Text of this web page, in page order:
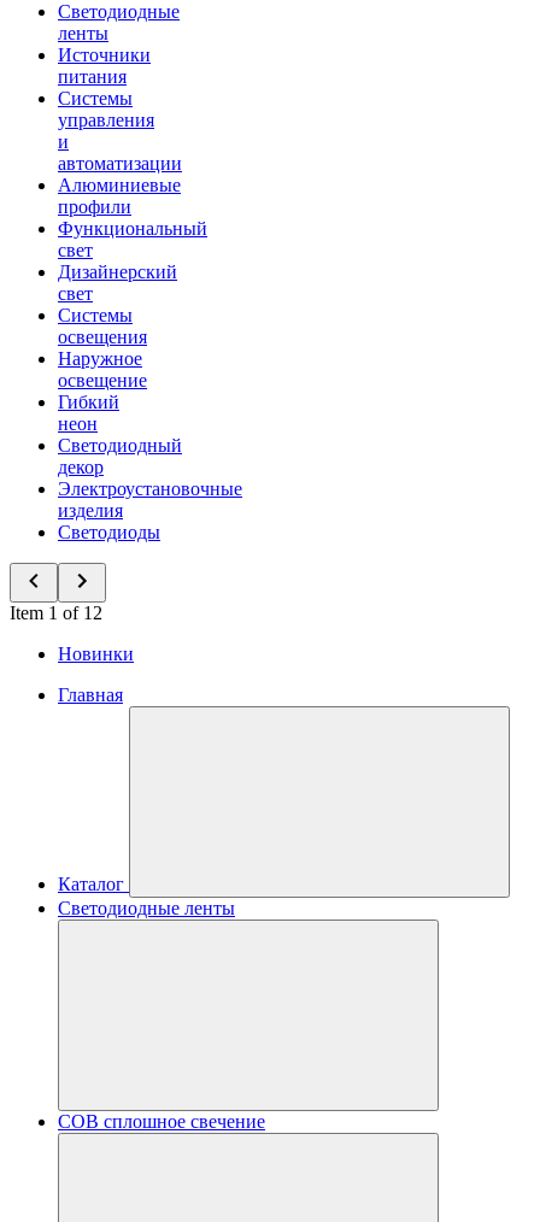
Светодиодные
ленты
Источники
питания
Системы
управления
и
автоматизации
Алюминиевые
профили
Функциональный
свет
Дизайнерский
свет
Системы
освещения
Наружное
освещение
Гибкий
неон
Светодиодный
декор
Электроустановочные
изделия
Светодиоды
Item 1 of 12
Новинки
Главная
Каталог
Светодиодные ленты
COB сплошное свечение